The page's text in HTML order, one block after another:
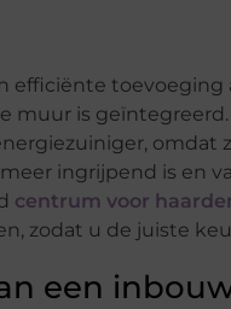
efficiënte
muur is
ingrijpend is en
centrum voor
zodat u de juiste
een